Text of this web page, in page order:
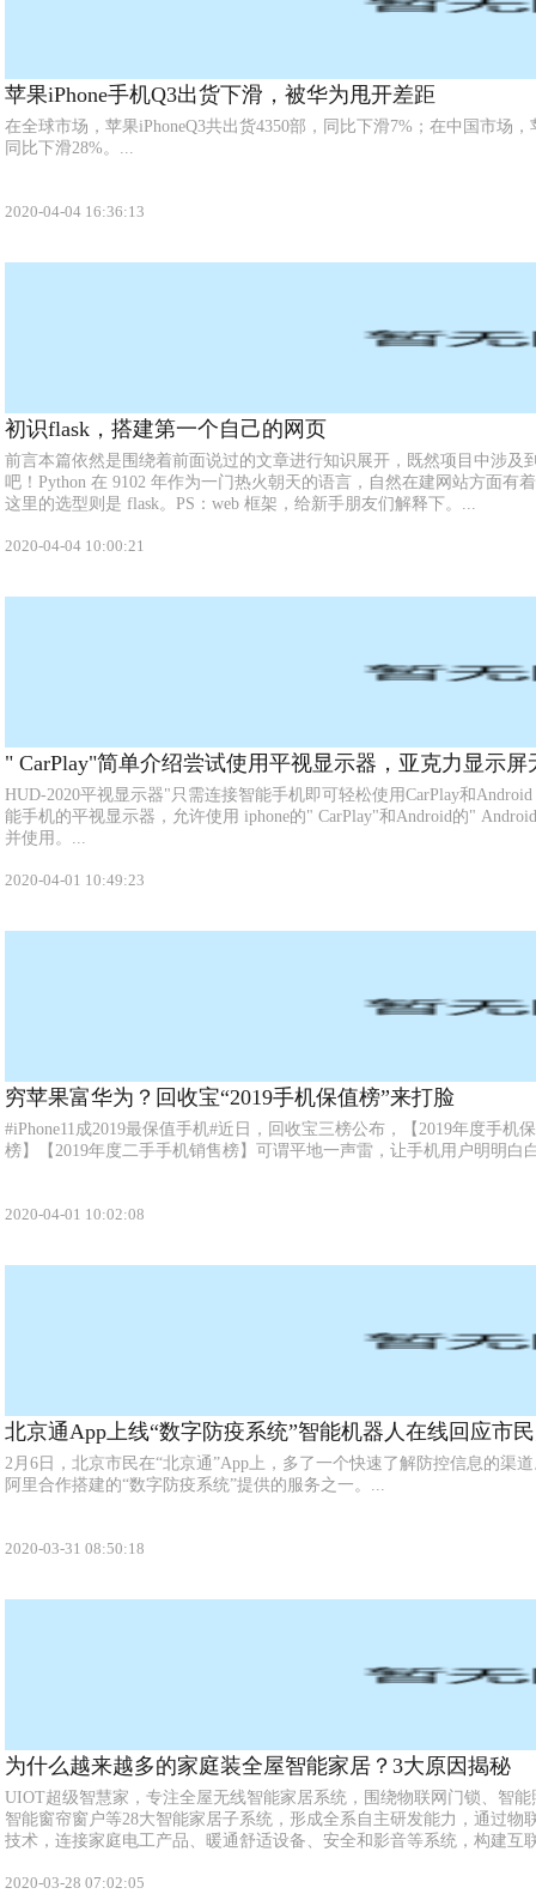
苹果iPhone手机Q3出货下滑，被华为甩开差距
在全球市场，苹果iPhoneQ3共出货4350部，同比下滑7%；在中国市场，
同比下滑28%。...
2020-04-04 16:36:13
初识flask，搭建第一个自己的网页
前言本篇依然是围绕着前面说过的文章进行知识展开，既然项目中涉及
吧！Python 在 9102 年作为一门热火朝天的语言，自然在建网站方面有
这里的选型则是 flask。PS：web 框架，给新手朋友们解释下。...
2020-04-04 10:00:21
" CarPlay"简单介绍尝试使用平视显示器，亚克力显示屏
HUD-2020平视显示器"只需连接智能手机即可轻松使用CarPlay和
能手机的平视显示器，允许使用 iphone的" CarPlay"和Android的"
并使用。...
2020-04-01 10:49:23
穷苹果富华为？回收宝“2019手机保值榜”来打脸
#iPhone11成2019最保值手机#近日，回收宝三榜公布，【2019年度手机
榜】【2019年度二手手机销售榜】可谓平地一声雷，让手机用户明明白
2020-04-01 10:02:08
北京通App上线“数字防疫系统”智能机器人在线回应市
2月6日，北京市民在“北京通”App上，多了一个快速了解防控信息的渠
阿里合作搭建的“数字防疫系统”提供的服务之一。...
2020-03-31 08:50:18
为什么越来越多的家庭装全屋智能家居？3大原因揭秘
UIOT超级智慧家，专注全屋无线智能家居系统，围绕物联网门锁、智
智能窗帘窗户等28大智能家居子系统，形成全系自主研发能力，通过物
技术，连接家庭电工产品、暖通舒适设备、安全和影音等系统，构建互
2020-03-28 07:02:05